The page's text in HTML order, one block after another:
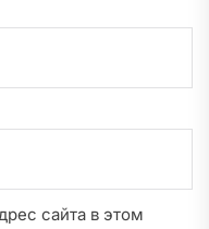
сайта в этом